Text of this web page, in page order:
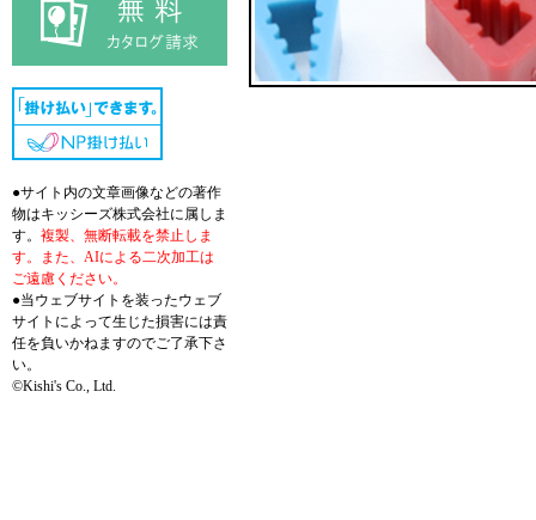
●サイト内の文章画像などの著作
物はキッシーズ株式会社に属しま
す。 複製、無断転載を禁止しま
す。また、AIによる二次加工は
ご遠慮ください。
●当ウェブサイトを装ったウェブ
サイトによって生じた損害には責
任を負いかねますのでご了承下さ
い。
©Kishi's Co., Ltd.